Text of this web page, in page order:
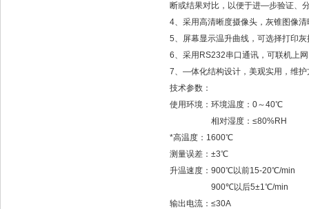
断或结果对比，以便于进—步验证、
4、采用高清晰度摄像头，灰锥图像
5、屏幕显示温升曲线，可选择打印
6、采用RS232串口通讯，可联机上
7、—体化结构设计，美观实用，维护
技术参数：
使用环境：环境温度：0～40℃
相对湿度：≤80%RH
*高温度：1600℃
测量误差：±3℃
升温速度：900℃以前15-20℃/min
900℃以后5±1℃/min
输出电流：≤30A